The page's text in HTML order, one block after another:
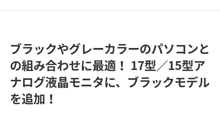
ブラックやグレーカラーのパソコンと
の組み合わせに最適！ 17型／15型ア
ナログ液晶モニタに、ブラックモデル
を追加！